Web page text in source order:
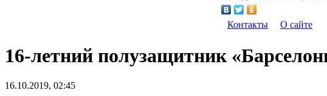
Контакты О сайте
16-летний полузащитник
16.10.2019, 02:45